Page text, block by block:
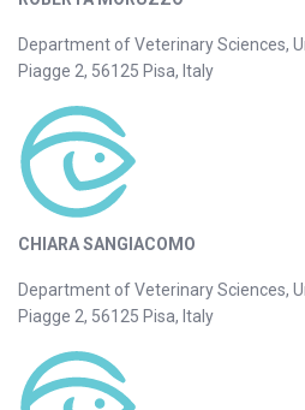
Department of Veterinary Sciences,
Piagge 2, 56125 Pisa, Italy
CHIARA SANGIACOMO
Department of Veterinary Sciences,
Piagge 2, 56125 Pisa, Italy